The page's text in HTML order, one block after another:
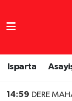
Isparta
14:59 DERE
Isparta
Isparta